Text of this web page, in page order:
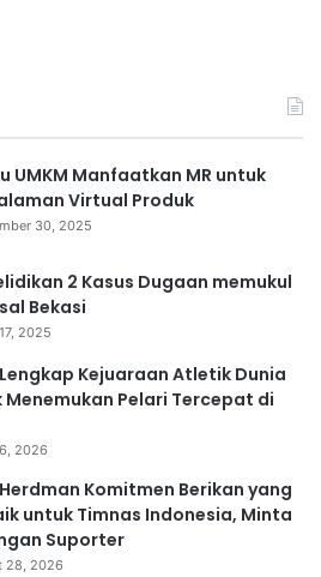
UMKM Manfaatkan MR untuk
Virtual Produk
30, 2025
2 Kasus Dugaan memukul
Bekasi
2025
Kejuaraan Atletik Dunia
Menemukan Pelari Tercepat di
2026
Komitmen Berikan yang
untuk Timnas Indonesia, Minta
Suporter
28, 2026